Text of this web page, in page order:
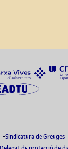
Sindicatura de Greuges